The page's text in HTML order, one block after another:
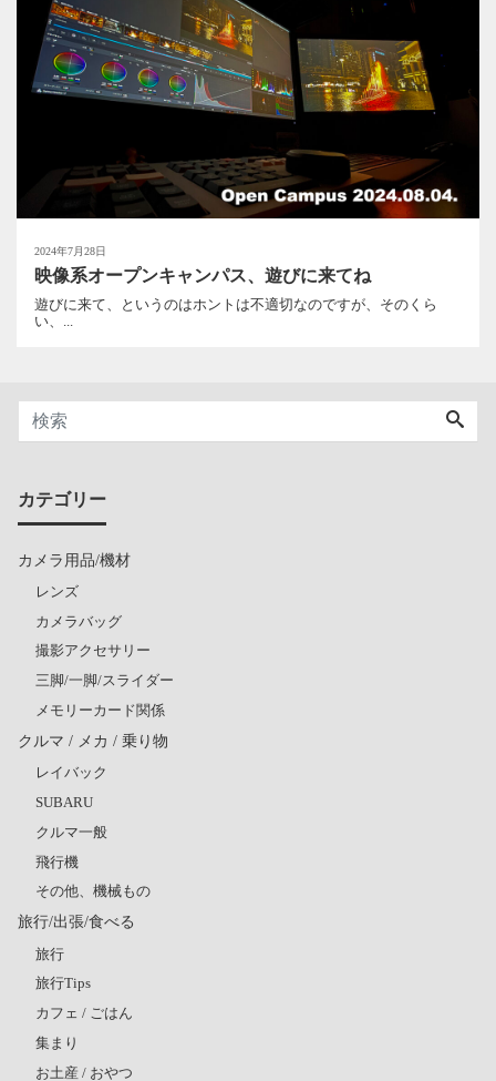
2024年7月28日
映像系オープンキャンパス、遊びに来てね
遊びに来て、というのはホントは不適切なのですが、そのくら
い、...
カテゴリー
カメラ用品/機材
レンズ
カメラバッグ
撮影アクセサリー
三脚/一脚/スライダー
メモリーカード関係
クルマ / メカ / 乗り物
レイバック
SUBARU
クルマ一般
飛行機
その他、機械もの
旅行/出張/食べる
旅行
旅行Tips
カフェ / ごはん
集まり
お土産 / おやつ